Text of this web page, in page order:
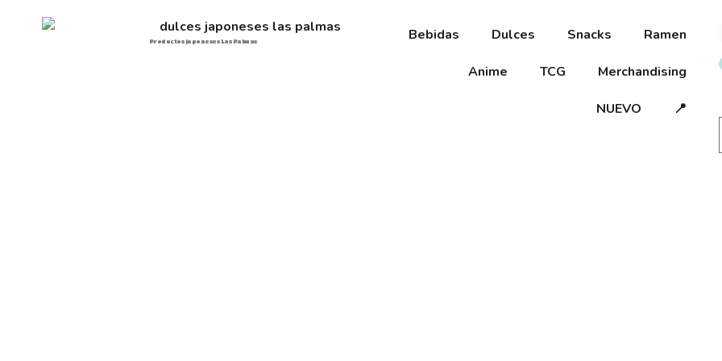
Productos japoneses Las Palmas Bebidas Dulces Snacks Ramen
Anime TCG Merchandising
NUEVO 📍